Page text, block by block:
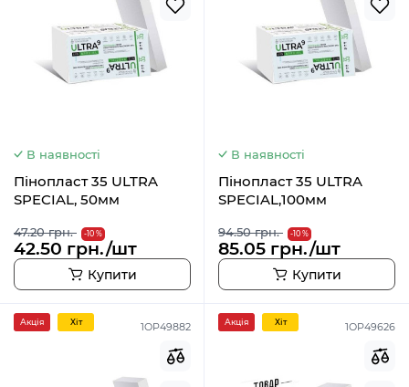
В наявності
Пінопласт 35 ULTRA
SPECIAL, 50мм
47.20 грн. -10 %
42.50 грн./шт
Купити
В наявності
Пінопласт 35 ULTRA
SPECIAL,100мм
94.50 грн. -10 %
85.05 грн./шт
Купити
1OP49882
Акція Хiт 1OP49626
Акція Хiт